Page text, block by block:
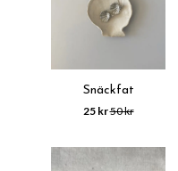
Snäckfat
25 kr50 kr